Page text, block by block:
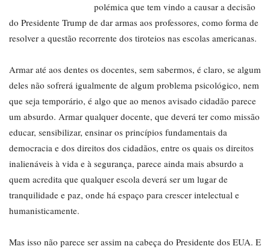
polémica que tem vindo a causar a decisão
do Presidente Trump de dar armas aos professores, como forma de
resolver a questão recorrente dos tiroteios nas escolas americanas.
Armar até aos dentes os docentes, sem sabermos, é claro, se algum
deles não sofrerá igualmente de algum problema psicológico, nem
que seja temporário, é algo que ao menos avisado cidadão parece
um absurdo. Armar qualquer docente, que deverá ter como missão
educar, sensibilizar, ensinar os princípios fundamentais da
democracia e dos direitos dos cidadãos, entre os quais os direitos
inalienáveis à vida e à segurança, parece ainda mais absurdo a
quem acredita que qualquer escola deverá ser um lugar de
tranquilidade e paz, onde há espaço para crescer intelectual e
humanisticamente.
Mas isso não parece ser assim na cabeça do Presidente dos EUA. E